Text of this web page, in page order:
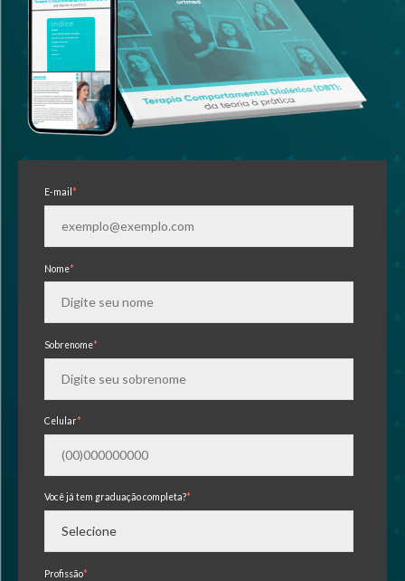
E-mail *
Nome*
Sobrenome*
Celular*
Você já tem graduação completa?*
Profissão*